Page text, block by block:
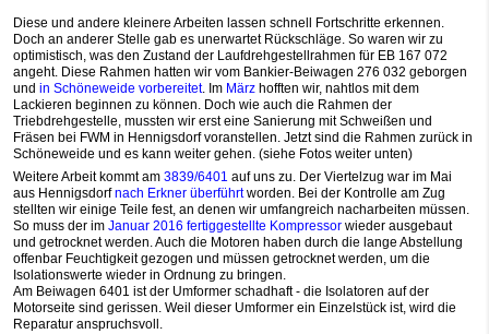
Diese und andere kleinere Arbeiten lassen schnell Fortschritte erkennen.
Doch an anderer Stelle gab es unerwartet Rückschläge. So waren wir zu
optimistisch, was den Zustand der Laufdrehgestellrahmen für EB 167 072
angeht. Diese Rahmen hatten wir vom Bankier-Beiwagen 276 032 geborgen
und in Schöneweide vorbereitet. Im März hofften wir, nahtlos mit dem
Lackieren beginnen zu können. Doch wie auch die Rahmen der
Triebdrehgestelle, mussten wir erst eine Sanierung mit Schweißen und
Fräsen bei FWM in Hennigsdorf voranstellen. Jetzt sind die Rahmen zurück in
Schöneweide und es kann weiter gehen. (siehe Fotos weiter unten)
Weitere Arbeit kommt am 3839/6401 auf uns zu. Der Viertelzug war im Mai
aus Hennigsdorfnach Erkner überführtworden. Bei der Kontrolle am Zug
stellten wir einige Teile fest, an denen wir umfangreich nacharbeiten müssen.
So muss der im Januar 2016 fertiggestellte Kompressor wieder ausgebaut
und getrocknet werden. Auch die Motoren haben durch die lange Abstellung
offenbar Feuchtigkeit gezogen und müssen getrocknet werden, um die
Isolationswerte wieder in Ordnung zu bringen.
Am Beiwagen 6401 ist der Umformer schadhaft - die Isolatoren auf der
Motorseite sind gerissen. Weil dieser Umformer ein Einzelstück ist, wird die
Reparatur anspruchsvoll.